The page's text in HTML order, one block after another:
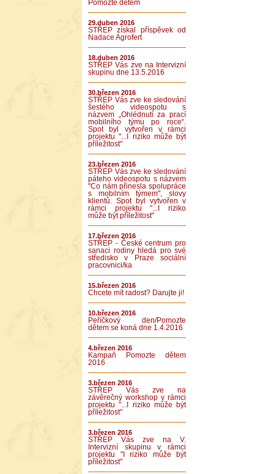
Pomozte dětem
29.duben 2016
STŘEP získal příspěvek od
Nadace Agrofert
18.duben 2016
STŘEP Vás zve na Intervizní
skupinu dne 13.5.2016
30.březen 2016
STŘEP Vás zve ke sledování
šestého videospotu s
názvem „Ohlédnutí za prací
mobilního týmu po roce“.
Spot byl vytvořen v rámci
projektu "...I riziko může být
příležitost"
23.březen 2016
STŘEP Vás zve ke sledování
páteho videospotu s názvem
"Co nám přinesla spolupráce
s mobilním týmem", slovy
klientů. Spot byl vytvořen v
rámci projektu "...I riziko
může být příležitost"
17.březen 2016
STŘEP - České centrum pro
sanaci rodiny hledá pro své
středisko v Praze sociální
pracovnici/ka
15.březen 2016
Chcete mít radost? Darujte ji!
10.březen 2016
Peříčkový den/Pomozte
dětem se koná dne 1.4.2016
4.březen 2016
Kampaň Pomozte dětem
2016
3.březen 2016
STŘEP Vás zve na
závěrečný workshop v rámci
projektu "...I riziko může být
příležitost"
3.březen 2016
STŘEP Vás zve na V.
Intervizní skupinu v rámci
projektu "I riziko může být
příležitost"